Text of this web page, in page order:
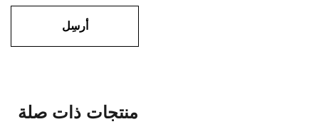
منتجات ذات صلة